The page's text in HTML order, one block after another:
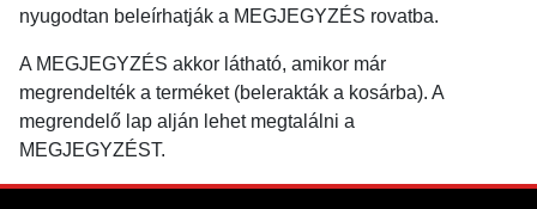
nyugodtan beleírhatják a MEGJEGYZÉS rovatba.
A MEGJEGYZÉS akkor látható, amikor már
megrendelték a terméket (belerakták a kosárba). A
megrendelő lap alján lehet megtalálni a
MEGJEGYZÉST.